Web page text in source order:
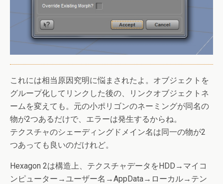
これには相当原因究明に悩まされたよ。オブジェクトを
グループ化してリンクした後の、リンクオブジェクトネ
ームを変えても。元の小ポリゴンのネーミングが同名の
物が2つあるだけで、エラーは発生するからね。
テクスチャのシェーディングドメイン名は同一の物が2
つあっても良いのだけれど。
Hexagon 2は構造上、テクスチャデータをHDD→マイコ
ンピューター→ユーザー名→AppData→ローカル→テン